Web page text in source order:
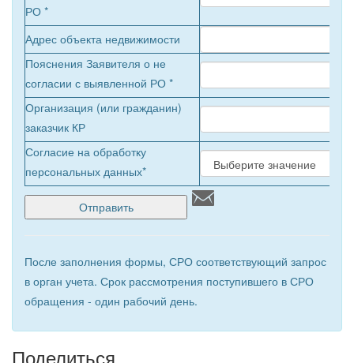
РО *
Адрес объекта недвижимости
Пояснения Заявителя о не
согласии с выявленной РО *
Организация (или гражданин)
заказчик КР
Согласие на обработку
персональных данных*
После заполнения формы, СРО соответствующий запрос
в орган учета. Срок рассмотрения поступившего в СРО
обращения - один рабочий день.
Поделиться